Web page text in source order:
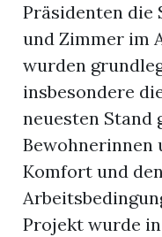
Präsidenten die
und Zimmer im
wurden
insbesondere
neuesten Stand
Bewohnerinnen
Komfort und
Projekt wurde